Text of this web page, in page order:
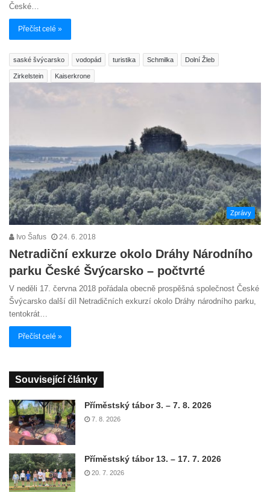
České…
Přečíst celé »
saské švýcarsko vodopád turistika Schmilka Dolní Žleb
Zirkelstein Kaiserkrone
Zprávy
Ivo Šafus 24. 6. 2018
Netradiční exkurze okolo Dráhy Národního
parku České Švýcarsko – počtvrté
V neděli 17. června 2018 pořádala obecně prospěšná společnost České
Švýcarsko další díl Netradičních exkurzí okolo Dráhy národního parku,
tentokrát…
Přečíst celé »
Související články
Příměstský tábor 3. – 7. 8. 2026
7. 8. 2026
Příměstský tábor 13. – 17. 7. 2026
20. 7. 2026